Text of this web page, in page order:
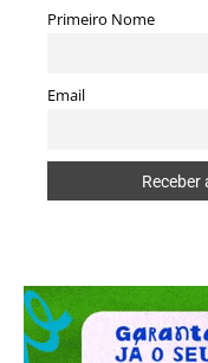
Primeiro Nome
Email